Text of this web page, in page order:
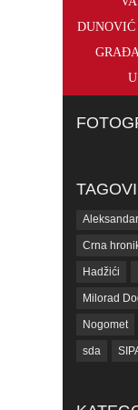
DUNOVIĆ
TAGOVI
Crna
Hadžići
Milorad
Nogomet
sda
Tužilaštvo